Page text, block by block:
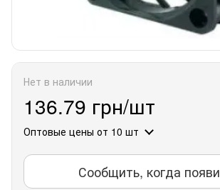
Нет в наличии
136.79 грн/шт
Оптовые цены от 10 шт
Сообщить, когда